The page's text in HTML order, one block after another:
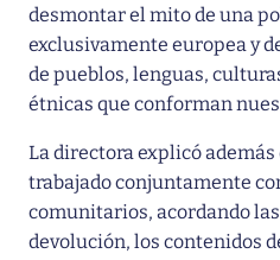
desmontar el mito de una
exclusivamente europea y
de pueblos, lenguas,
étnicas que conforman
La directora explicó
trabajado conjuntamente
comunitarios, acordando
devolución, los contenidos